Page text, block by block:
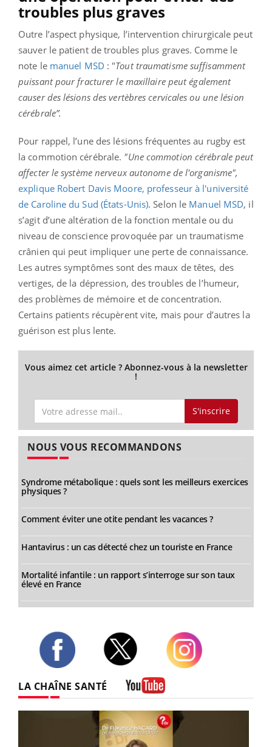
troubles plus graves
Outre l’aspect physique, l’intervention chirurgicale peut
sauver le patient de troubles plus graves. Comme le
note le manuel MSD : "Tout traumatisme suffisamment
puissant pour fracturer le maxillaire peut également
causer des lésions des vertèbres cervicales ou une lésion
cérébrale”.
Pour rappel, l’une des lésions fréquentes au rugby est
la commotion cérébrale. "Une commotion cérébrale peut
affecter le système nerveux autonome de l'organisme",
explique Robert Davis Moore, professeur à l'université
de Caroline du Sud (États-Unis).Selon le Manuel MSD, il
s’agit d’une altération de la fonction mentale ou du
niveau de conscience provoquée par un traumatisme
crânien qui peut impliquer une perte de connaissance.
Les autres symptômes sont des maux de têtes, des
vertiges, de la dépression, des troubles de l’humeur,
des problèmes de mémoire et de concentration.
Certains patients récupèrent vite, mais pour d’autres la
guérison est plus lente.
Vous aimez cet article ? Abonnez-vous à la newsletter
!
S'inscrire
NOUS VOUS RECOMMANDONS
Syndrome métabolique : quels sont les meilleurs exercices
physiques ?
Comment éviter une otite pendant les vacances ?
Hantavirus : un cas détecté chez un touriste en France
Mortalité infantile : un rapport s’interroge sur son taux
élevé en France
LA CHAÎNE SANTÉ